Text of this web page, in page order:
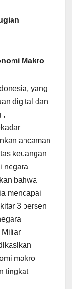
Makro
yang
digital dan
,
ancaman
keuangan
negara
bahwa
mencapai
3 persen
Miliar
makro
tingkat